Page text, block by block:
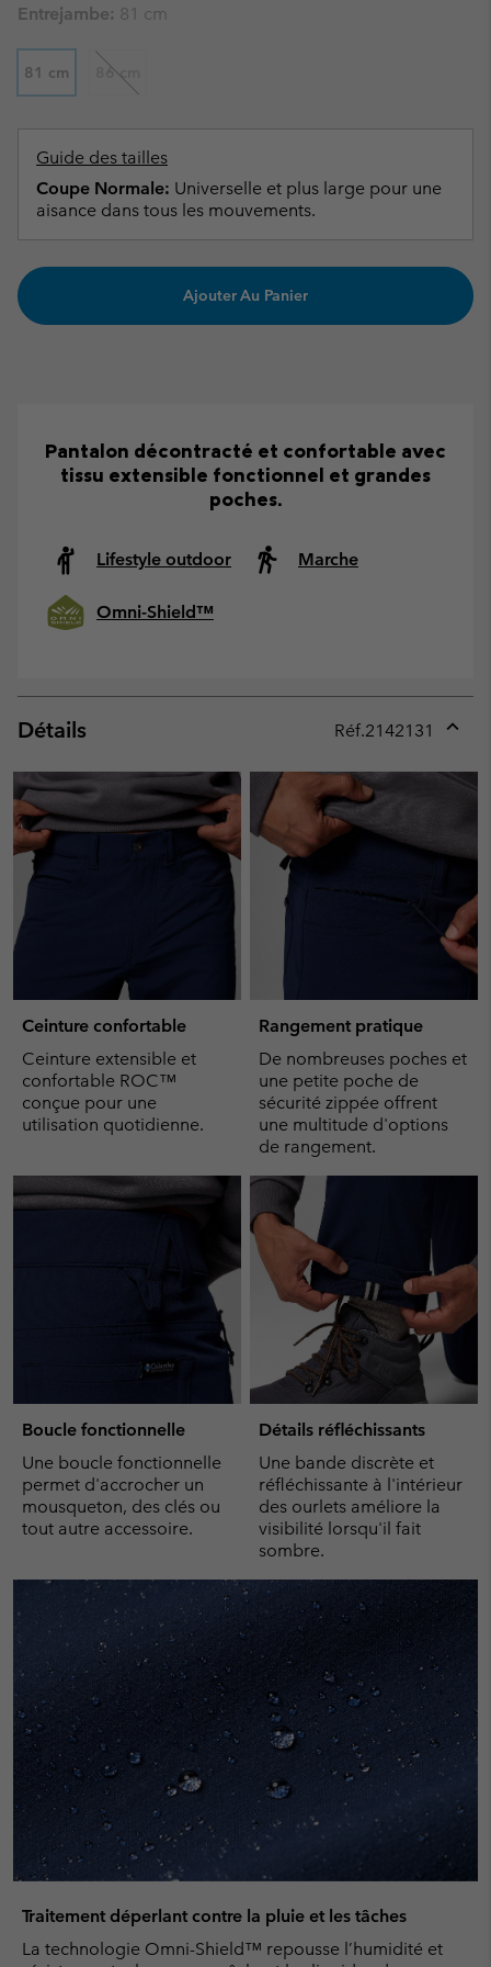
Entrejambe: 81 cm
81 cm 86 cm
Guide des tailles
Coupe Normale: Universelle et plus large pour une
aisance dans tous les mouvements.
Ajouter Au Panier
Pantalon décontracté et confortable avec
tissu extensible fonctionnel et grandes
poches.
Lifestyle outdoor Marche
Omni-Shield™
Détails Réf.2142131
or
Ceinture confortable
Ceinture extensible et
confortable ROC™
conçue pour une
utilisation quotidienne.
Rangement pratique
De nombreuses poches et
une petite poche de
sécurité zippée offrent
une multitude d'options
de rangement.
Boucle fonctionnelle
Une boucle fonctionnelle
permet d'accrocher un
mousqueton, des clés ou
tout autre accessoire.
Détails réfléchissants
Une bande discrète et
réfléchissante à l'intérieur
des ourlets améliore la
visibilité lorsqu'il fait
sombre.
Traitement déperlant contre la pluie et les tâches
La technologie Omni-Shield™ repousse l’humidité et